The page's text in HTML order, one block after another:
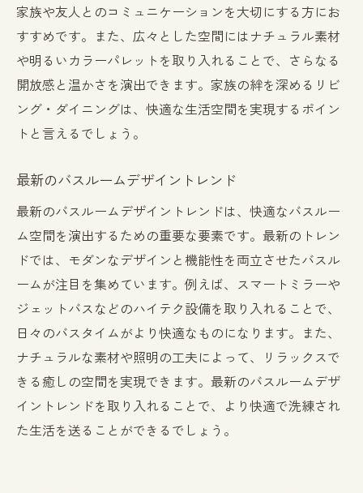
家族や友人とのコミュニケーションを大切にする方にお
すすめです。また、広々とした空間にはナチュラル素材
や明るいカラーパレットを取り入れることで、さらなる
開放感と温かさを演出できます。家族の絆を深めるリビ
ング・ダイニングは、快適な生活空間を実現するポイン
トと言えるでしょう。
最新のバスルームデザイントレンド
最新のバスルームデザイントレンドは、快適なバスルー
ム空間を演出するための重要な要素です。最新のトレン
ドでは、モダンなデザインと機能性を両立させたバスル
ームが注目を集めています。例えば、スマートミラーや
ジェットバスなどのハイテク設備を取り入れることで、
日々のバスタイムがより快適なものになります。また、
ナチュラルな素材や照明の工夫によって、リラックスで
きる癒しの空間を実現できます。最新のバスルームデザ
イントレンドを取り入れることで、より快適で洗練され
た生活を送ることができるでしょう。